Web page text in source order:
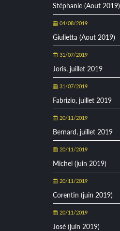
Stéphanie (Aout 2019)
04/08/2019
Giulietta (Aout 2019)
31/07/2019
Joris, juillet 2019
31/07/2019
Fabrizio, juillet 2019
20/11/2019
Bernard, juillet 2019
20/11/2019
Michel (juin 2019)
20/11/2019
Corentin (juin 2019)
20/11/2019
José (juin 2019)